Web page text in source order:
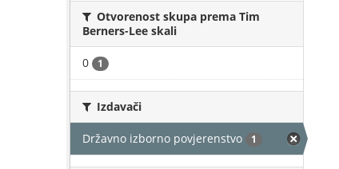
Otvorenost skupa prema Tim
Berners-Lee skali
0 1
Izdavači
Državno izborno povjerenstvo 1